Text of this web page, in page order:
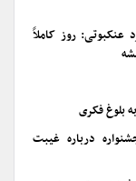
عنکبوتی: روز کاملاً
بلوغ فکری
مدیر جشنواره درباره غیبت